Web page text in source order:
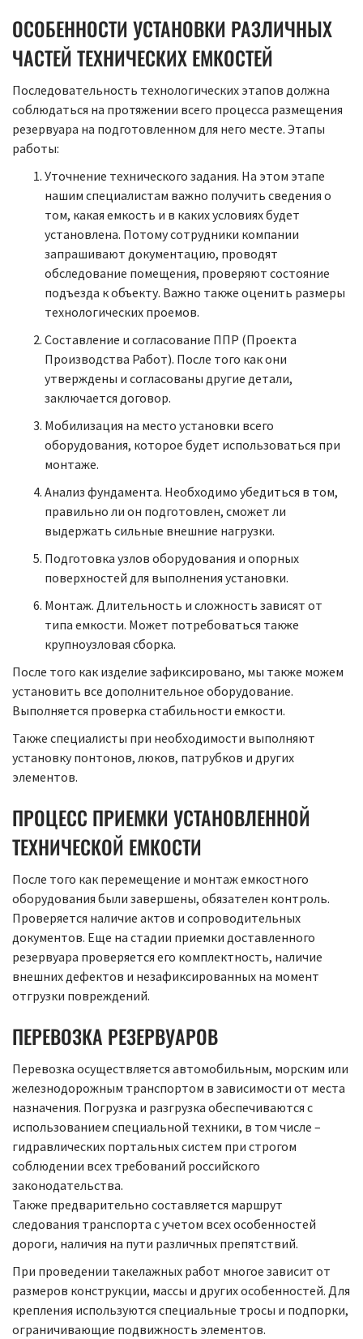
ОСОБЕННОСТИ УСТАНОВКИ РАЗЛИЧНЫХ
ЧАСТЕЙ ТЕХНИЧЕСКИХ ЕМКОСТЕЙ
Последовательность технологических этапов должна
соблюдаться на протяжении всего процесса размещения
резервуара на подготовленном для него месте. Этапы
работы:
Уточнение технического задания. На этом этапе
нашим специалистам важно получить сведения о
том, какая емкость и в каких условиях будет
установлена. Потому сотрудники компании
запрашивают документацию, проводят
обследование помещения, проверяют состояние
подъезда к объекту. Важно также оценить размеры
технологических проемов.
Составление и согласование ППР (Проекта
Производства Работ). После того как они
утверждены и согласованы другие детали,
заключается договор.
Мобилизация на место установки всего
оборудования, которое будет использоваться при
монтаже.
Анализ фундамента. Необходимо убедиться в том,
правильно ли он подготовлен, сможет ли
выдержать сильные внешние нагрузки.
Подготовка узлов оборудования и опорных
поверхностей для выполнения установки.
Монтаж. Длительность и сложность зависят от
типа емкости. Может потребоваться также
крупноузловая сборка.
После того как изделие зафиксировано, мы также можем
установить все дополнительное оборудование.
Выполняется проверка стабильности емкости.
Также специалисты при необходимости выполняют
установку понтонов, люков, патрубков и других
элементов.
ПРОЦЕСС ПРИЕМКИ УСТАНОВЛЕННОЙ
ТЕХНИЧЕСКОЙ ЕМКОСТИ
После того как перемещение и монтаж емкостного
оборудования были завершены, обязателен контроль.
Проверяется наличие актов и сопроводительных
документов. Еще на стадии приемки доставленного
резервуара проверяется его комплектность, наличие
внешних дефектов и незафиксированных на момент
отгрузки повреждений.
ПЕРЕВОЗКА РЕЗЕРВУАРОВ
Перевозка осуществляется автомобильным, морским или
железнодорожным транспортом в зависимости от места
назначения. Погрузка и разгрузка обеспечиваются с
использованием специальной техники, в том числе –
гидравлических портальных систем при строгом
соблюдении всех требований российского
законодательства.
Также предварительно составляется маршрут
следования транспорта с учетом всех особенностей
дороги, наличия на пути различных препятствий.
При проведении такелажных работ многое зависит от
размеров конструкции, массы и других особенностей. Для
крепления используются специальные тросы и подпорки,
ограничивающие подвижность элементов.